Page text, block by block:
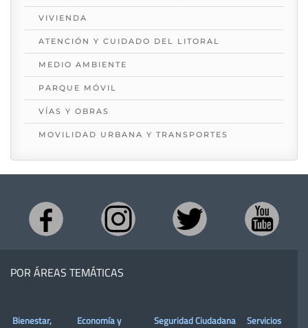
VIVIENDA
ATENCIÓN Y CUIDADO DEL LITORAL
MEDIO AMBIENTE
PARQUE MÓVIL
VÍAS Y OBRAS
MOVILIDAD URBANA Y TRANSPORTES
POR ÁREAS TEMÁTICAS
Bienestar,
Economía y
Seguridad Ciudadana
Servicios